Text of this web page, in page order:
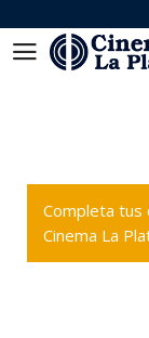
Completa tus
Cinema La